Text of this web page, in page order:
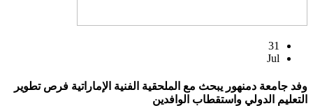
31
Jul
وفد جامعة دمنهور يبحث مع الملحقية الفنية الإماراتية فرص تطوير
التعليم الدولي واستقطاب الوافدين